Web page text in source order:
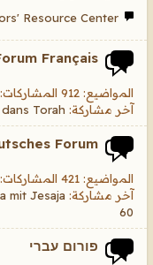
Resource Center
Français
المواضيع: 912 المشاركات: 2,278
آخر مشاركة: Torah
Forum
المواضيع: 421 المشاركات: 702
آخر مشاركة: mit Jesaja
60
פורום עברי